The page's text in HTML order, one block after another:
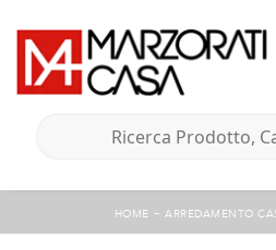
HOME -ARREDAMENTO